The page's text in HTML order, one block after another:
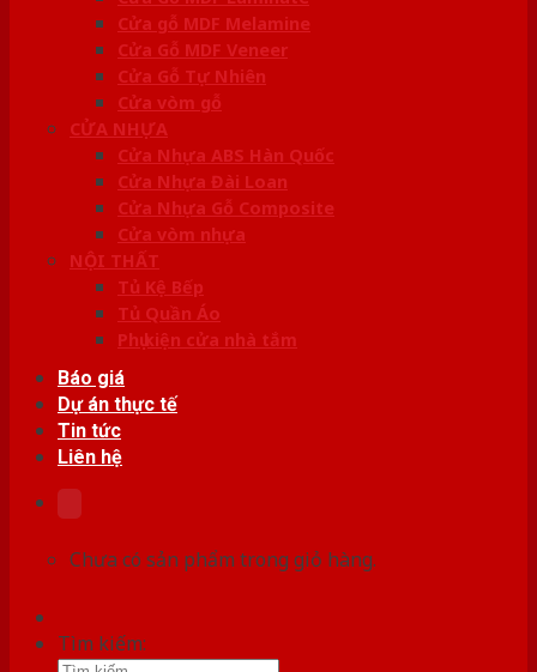
Cửa gỗ MDF Melamine
Cửa Gỗ MDF Veneer
Cửa Gỗ Tự Nhiên
Cửa vòm gỗ
CỬA NHỰA
Cửa Nhựa ABS Hàn Quốc
Cửa Nhựa Đài Loan
Cửa Nhựa Gỗ Composite
Cửa vòm nhựa
NỘI THẤT
Tủ Kệ Bếp
Tủ Quần Áo
Phụ kiện cửa nhà tắm
Báo giá
Dự án thực tế
Tin tức
Liên hệ
Chưa có sản phẩm trong giỏ hàng.
Tìm kiếm: